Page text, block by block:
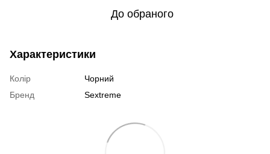
До обраного
Характеристики
Колір
Чорний
Бренд
Sextreme